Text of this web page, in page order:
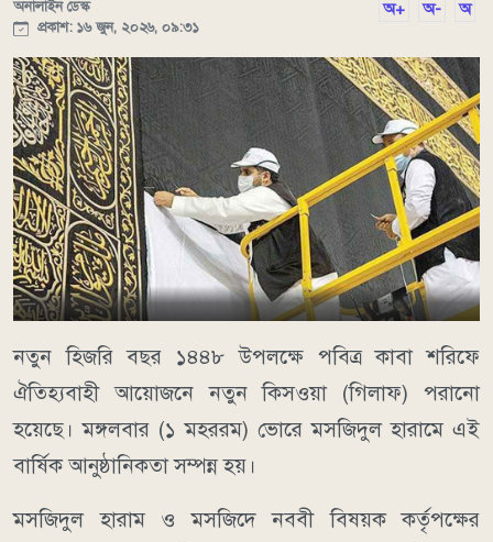
অনালাইন ডেস্ক
প্রকাশ: ১৬ জুন, ২০২৬, ০৯:৩১
অ+ অ- অ
নতুন হিজরি বছর ১৪৪৮ উপলক্ষে পবিত্র কাবা শরিফে
ঐতিহ্যবাহী আয়োজনে নতুন কিসওয়া (গিলাফ) পরানো
হয়েছে। মঙ্গলবার (১ মহররম) ভোরে মসজিদুল হারামে এই
বার্ষিক আনুষ্ঠানিকতা সম্পন্ন হয়।
মসজিদুল হারাম ও মসজিদে নববী বিষয়ক কর্তৃপক্ষের